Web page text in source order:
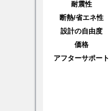
耐震性
断熱/省エネ性
設計の自由度
価格
アフターサポート